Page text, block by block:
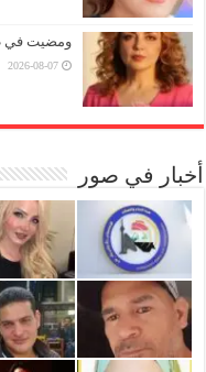
ومضيت في
2026-08-07
أخبار في صور